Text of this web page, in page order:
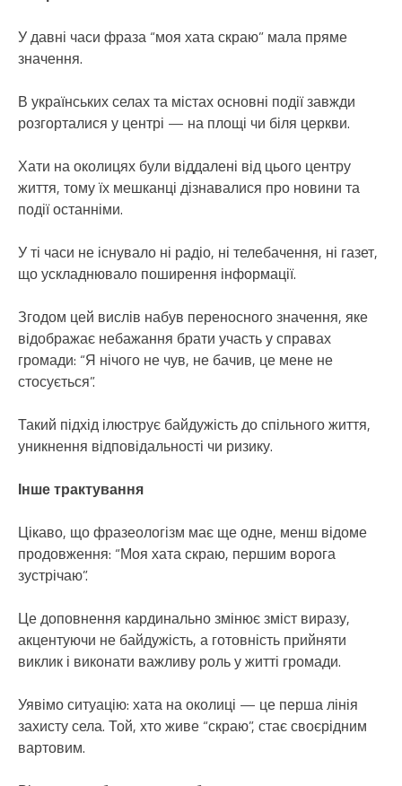
У давні часи фраза “моя хата скраю” мала пряме
значення.
В українських селах та містах основні події завжди
розгорталися у центрі — на площі чи біля церкви.
Хати на околицях були віддалені від цього центру
життя, тому їх мешканці дізнавалися про новини та
події останніми.
У ті часи не існувало ні радіо, ні телебачення, ні газет,
що ускладнювало поширення інформації.
Згодом цей вислів набув переносного значення, яке
відображає небажання брати участь у справах
громади: “Я нічого не чув, не бачив, це мене не
стосується”.
Такий підхід ілюструє байдужість до спільного життя,
уникнення відповідальності чи ризику.
Інше трактування
Цікаво, що фразеологізм має ще одне, менш відоме
продовження: “Моя хата скраю, першим ворога
зустрічаю”.
Це доповнення кардинально змінює зміст виразу,
акцентуючи не байдужість, а готовність прийняти
виклик і виконати важливу роль у житті громади.
Уявімо ситуацію: хата на околиці — це перша лінія
захисту села. Той, хто живе “скраю”, стає своєрідним
вартовим.